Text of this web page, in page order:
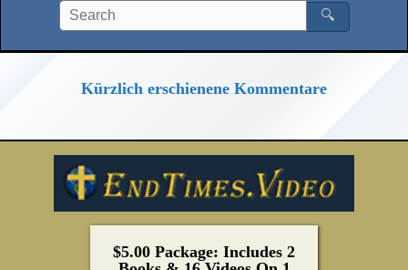
🔍
Kürzlich erschienene Kommentare
$5.00 Package: Includes 2